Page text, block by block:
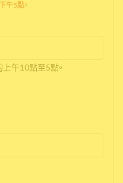
午5點。
午10點至5點。